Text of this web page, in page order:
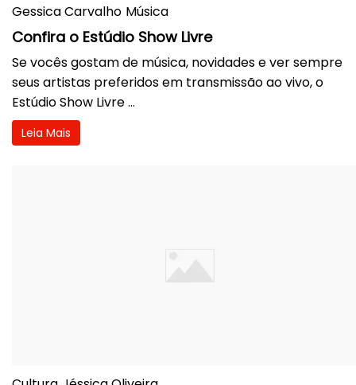
Gessica Carvalho Música
Confira o Estúdio Show Livre
Se vocês gostam de música, novidades e ver sempre
seus artistas preferidos em transmissão ao vivo, o
Estúdio Show Livre ...
Leia Mais